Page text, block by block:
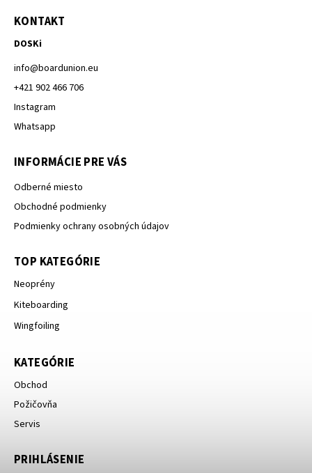
KONTAKT
DOSKi
info@boardunion.eu
+421 902 466 706
Instagram
Whatsapp
INFORMÁCIE PRE VÁS
Odberné miesto
Obchodné podmienky
Podmienky ochrany osobných údajov
TOP KATEGÓRIE
Neoprény
Kiteboarding
Wingfoiling
KATEGÓRIE
Obchod
Požičovňa
Servis
PRIHLÁSENIE